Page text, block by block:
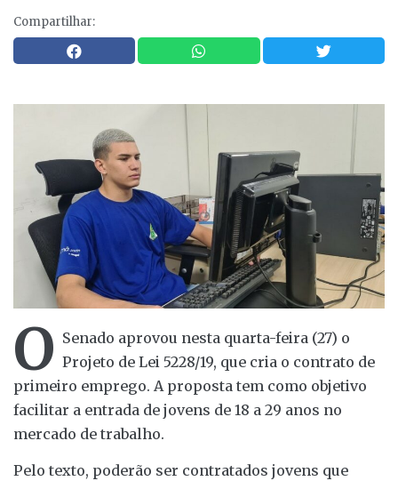
Compartilhar:
O Senado aprovou nesta quarta-feira (27) o
Projeto de Lei 5228/19, que cria o contrato de
primeiro emprego. A proposta tem como objetivo
facilitar a entrada de jovens de 18 a 29 anos no
mercado de trabalho.
Pelo texto, poderão ser contratados jovens que